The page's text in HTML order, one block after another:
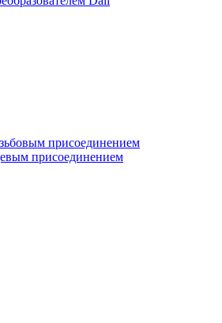
присоединением
присоединением